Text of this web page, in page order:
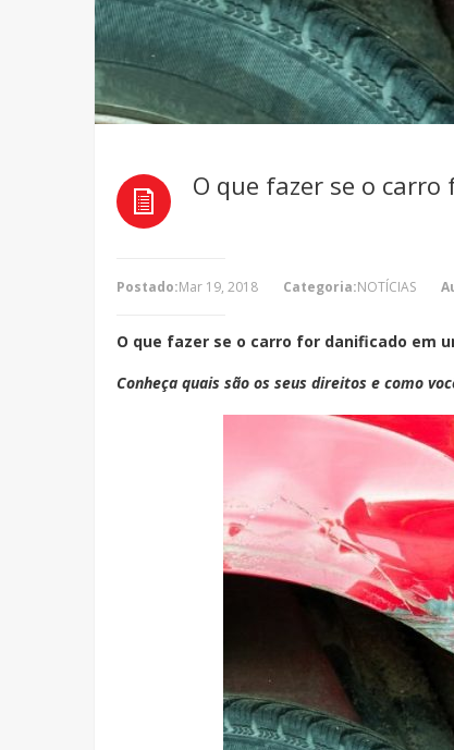
O que fazer se o
Postado:Mar 19, 2018 Categoria:NOTÍCIAS
O que fazer se o carro for danificado em
Conheça quais são os seus direitos e como